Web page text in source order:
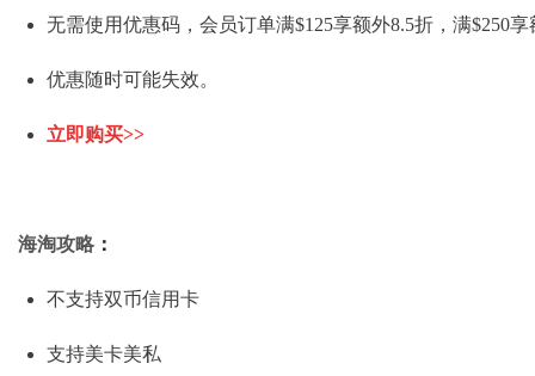
无需使用优惠码，会员订单满$125享额外8.5折，满$250享
优惠随时可能失效。
立即购买>>
海淘攻略 ：
不支持双币信用卡
支持美卡美私